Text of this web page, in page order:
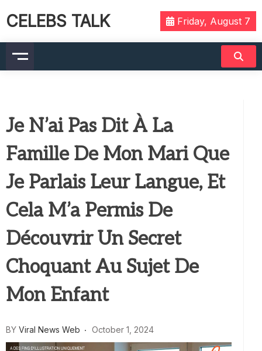
CELEBS TALK Friday, August 7
Je N’ai Pas Dit À La
Famille De Mon Mari Que
Je Parlais Leur Langue, Et
Cela M’a Permis De
Découvrir Un Secret
Choquant Au Sujet De
Mon Enfant
BY Viral News Web October 1, 2024